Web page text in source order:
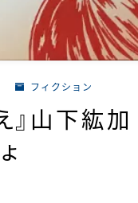
フィクション
え』山下紘